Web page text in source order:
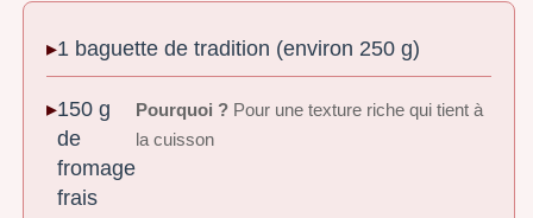
1 baguette de tradition (environ 250 g)
150 g
de
fromage
frais
Pourquoi ? Pour une texture riche qui tient à
la cuisson